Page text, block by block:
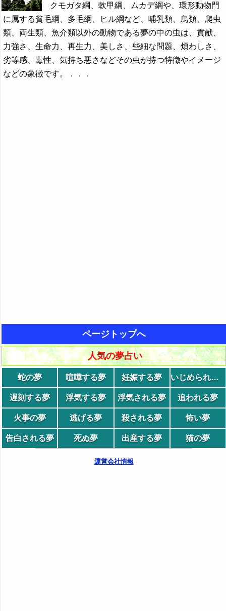
クモガタ綱、軟甲綱、ムカデ綱や、環形動物門
に属する貧毛綱、多毛綱、ヒル綱など、哺乳類、鳥類、爬虫
類、両生類、魚介類以外の動物である夢の中の虫は、貢献、
力強さ、生命力、再生力、美しさ、些細な問題、煩わしさ、
劣等感、毒性、気持ち悪さなどその虫が持つ特徴やイメージ
などの象徴です。．．．
ページトップへ
人気の夢占い
蛇の夢 喧嘩する夢 妊娠する夢 いじめられる夢
遅刻する夢 浮気する夢 浮気される夢 追われる夢
火事の夢 逃げる夢 殺される夢 怖い夢
告白される夢 死ぬ夢 出産する夢 猫の夢
運営会社情報